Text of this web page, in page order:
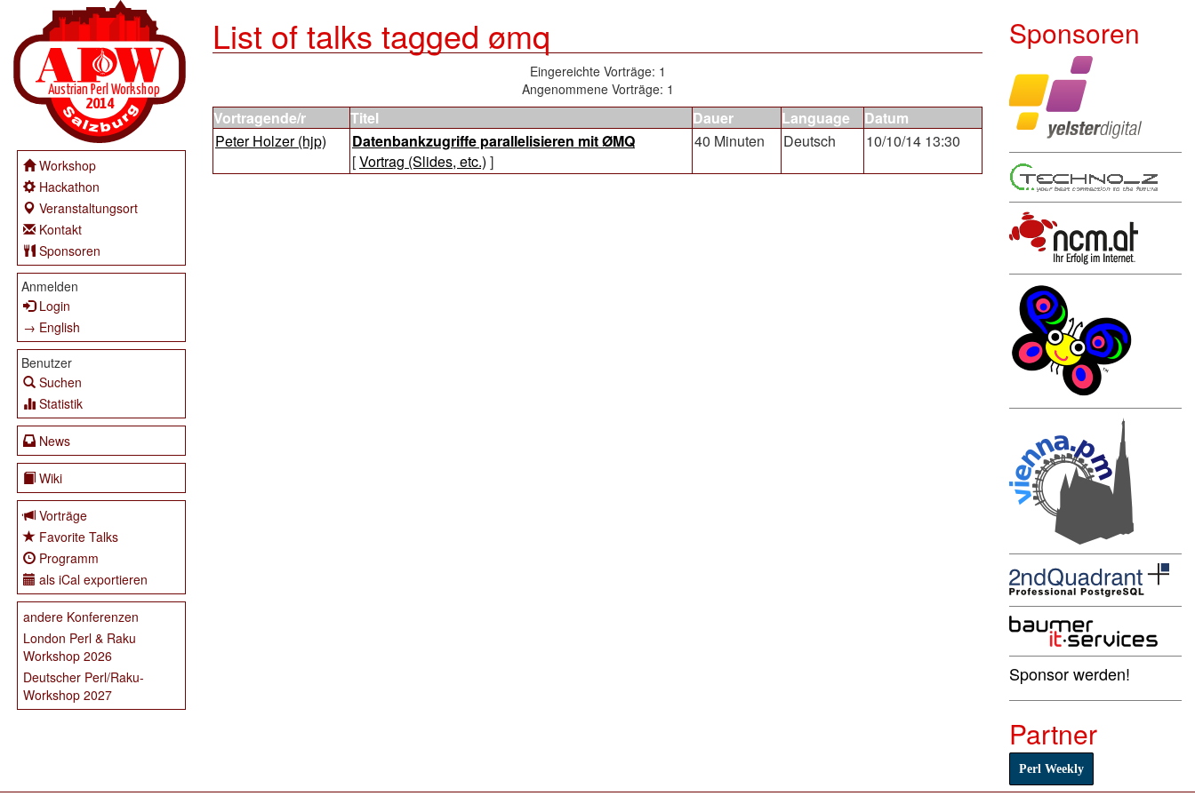
Workshop
Hackathon
Veranstaltungsort
Kontakt
Sponsoren
Anmelden
Login
→ English
Benutzer
Suchen
Statistik
News
Wiki
Vorträge
Favorite Talks
Programm
als iCal exportieren
andere Konferenzen
London Perl & Raku
Workshop 2026
Deutscher Perl/Raku-
Workshop 2027
List of talks tagged ømq
Eingereichte Vorträge: 1
Angenommene Vorträge: 1
Vortragende/r Titel Dauer Language
Datum
Peter Holzer (‎hjp‎)
‎Datenbankzugriffe parallelisieren mit ØMQ‎
[Vortrag (Slides, etc.) ]
40 Minuten Deutsch 10/10/14 13:30
Sponsoren
Sponsor werden!
Partner
Perl Weekly